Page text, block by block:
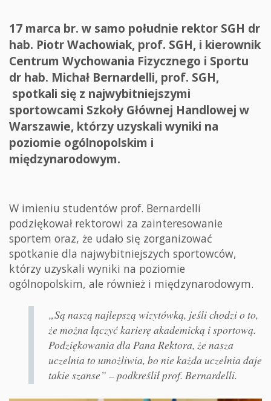
17 marca br. w samo południe rektor SGH dr
hab. Piotr Wachowiak, prof. SGH, i kierownik
Centrum Wychowania Fizycznego i Sportu
dr hab. Michał Bernardelli, prof. SGH,
spotkali się z najwybitniejszymi
sportowcami Szkoły Głównej Handlowej w
Warszawie, którzy uzyskali wyniki na
poziomie ogólnopolskim i
międzynarodowym.
W imieniu studentów prof. Bernardelli
podziękował rektorowi za zainteresowanie
sportem oraz, że udało się zorganizować
spotkanie dla najwybitniejszych sportowców,
którzy uzyskali wyniki na poziomie
ogólnopolskim, ale również i międzynarodowym.
„Są naszą najlepszą wizytówką, jeśli chodzi o to,
że można łączyć karierę akademicką i sportową.
Podziękowania dla Pana Rektora, że nasza
uczelnia to umożliwia, bo nie każda uczelnia daje
takie szanse” – podkreślił prof. Bernardelli.